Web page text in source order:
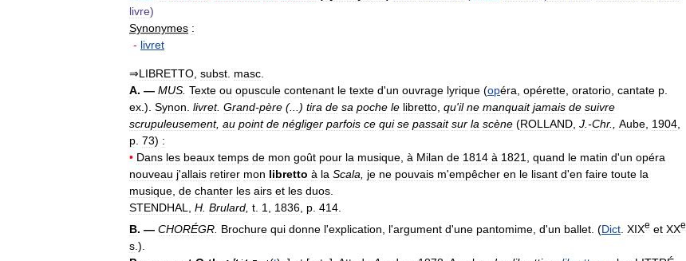
livre)
Synonymes :
- livret
⇒LIBRETTO subst masc
A. — MUS Texte ou opuscule contenant le texte d'un ouvrage lyrique (opéra opérette oratorio cantate p
ex .). Synon livret. Grand-père (...) tira de sa poche le libretto qu'il ne manquait jamais de suivre
scrupuleusement, au point de négliger parfois ce qui se passait sur la scène (ROLLAND J .-Chr., Aube 1904
p 73) :
• Dans les beaux temps de mon goût pour la musique à Milan de 1814 à 1821 quand le matin d'un opéra
nouveau j'allais retirer mon libretto à la Scala je ne pouvais m'empêcher en le lisant d'en faire toute la
musique de chanter les airs et les duos
STENDHAL
H Brulard t 1 1836 p 414
B. — CHORÉGR Brochure qui donne l'explication l'argument d'une pantomime d'un ballet . (Dict XIXe et XXe
s .).